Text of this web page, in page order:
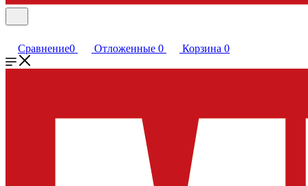
Сравнение0 Отложенные 0 Корзина 0